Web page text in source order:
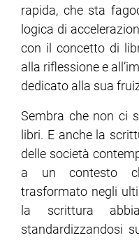
rapida, che sta
logica di
con il concetto di
alla riflessione e
dedicato alla sua
Sembra che non ci
libri. E anche la
delle società
a un contesto
trasformato negli
la scrittura
standardizzandosi